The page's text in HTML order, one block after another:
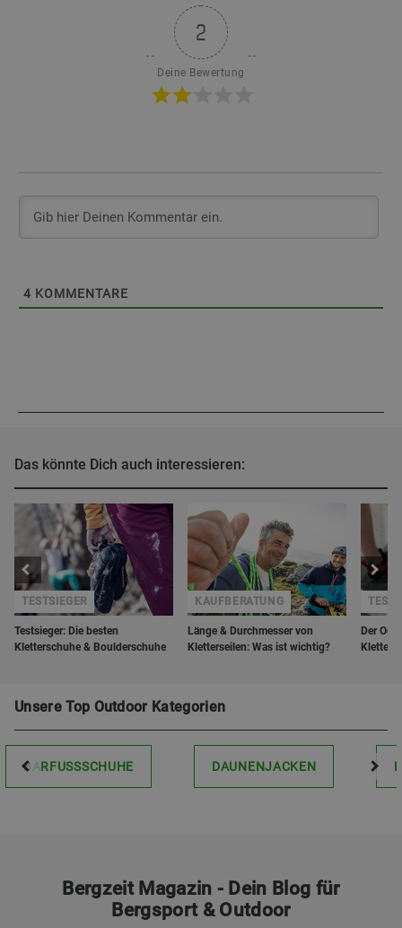
2
Deine Bewertung
4 KOMMENTARE
Das könnte Dich auch interessieren:
Testsieger: Die besten
Kletterschuhe & Boulderschuhe
TESTSIEGER
Länge & Durchmesser von
Kletterseilen: Was ist wichtig?
KAUFBERATUNG
Der
Unsere Top Outdoor Kategorien
BARFUSSSCHUHE DAUNENJACKEN
Bergzeit Magazin - Dein Blog für
Bergsport & Outdoor